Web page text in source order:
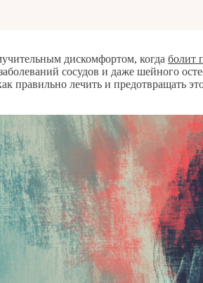
дискомфортом, когда болит
сосудов и даже шейного
правильно лечить и предотвращать